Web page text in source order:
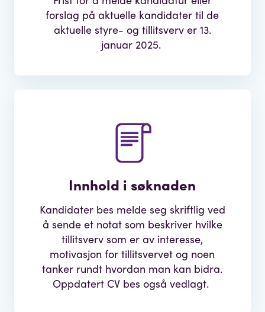
forslag på aktuelle kandidater til de
aktuelle styre- og tillitsverv er 13.
januar 2025.
Innhold i søknaden
Kandidater bes melde seg skriftlig ved
å sende et notat som beskriver hvilke
tillitsverv som er av interesse,
motivasjon for tillitsvervet og noen
tanker rundt hvordan man kan bidra.
Oppdatert CV bes også vedlagt.